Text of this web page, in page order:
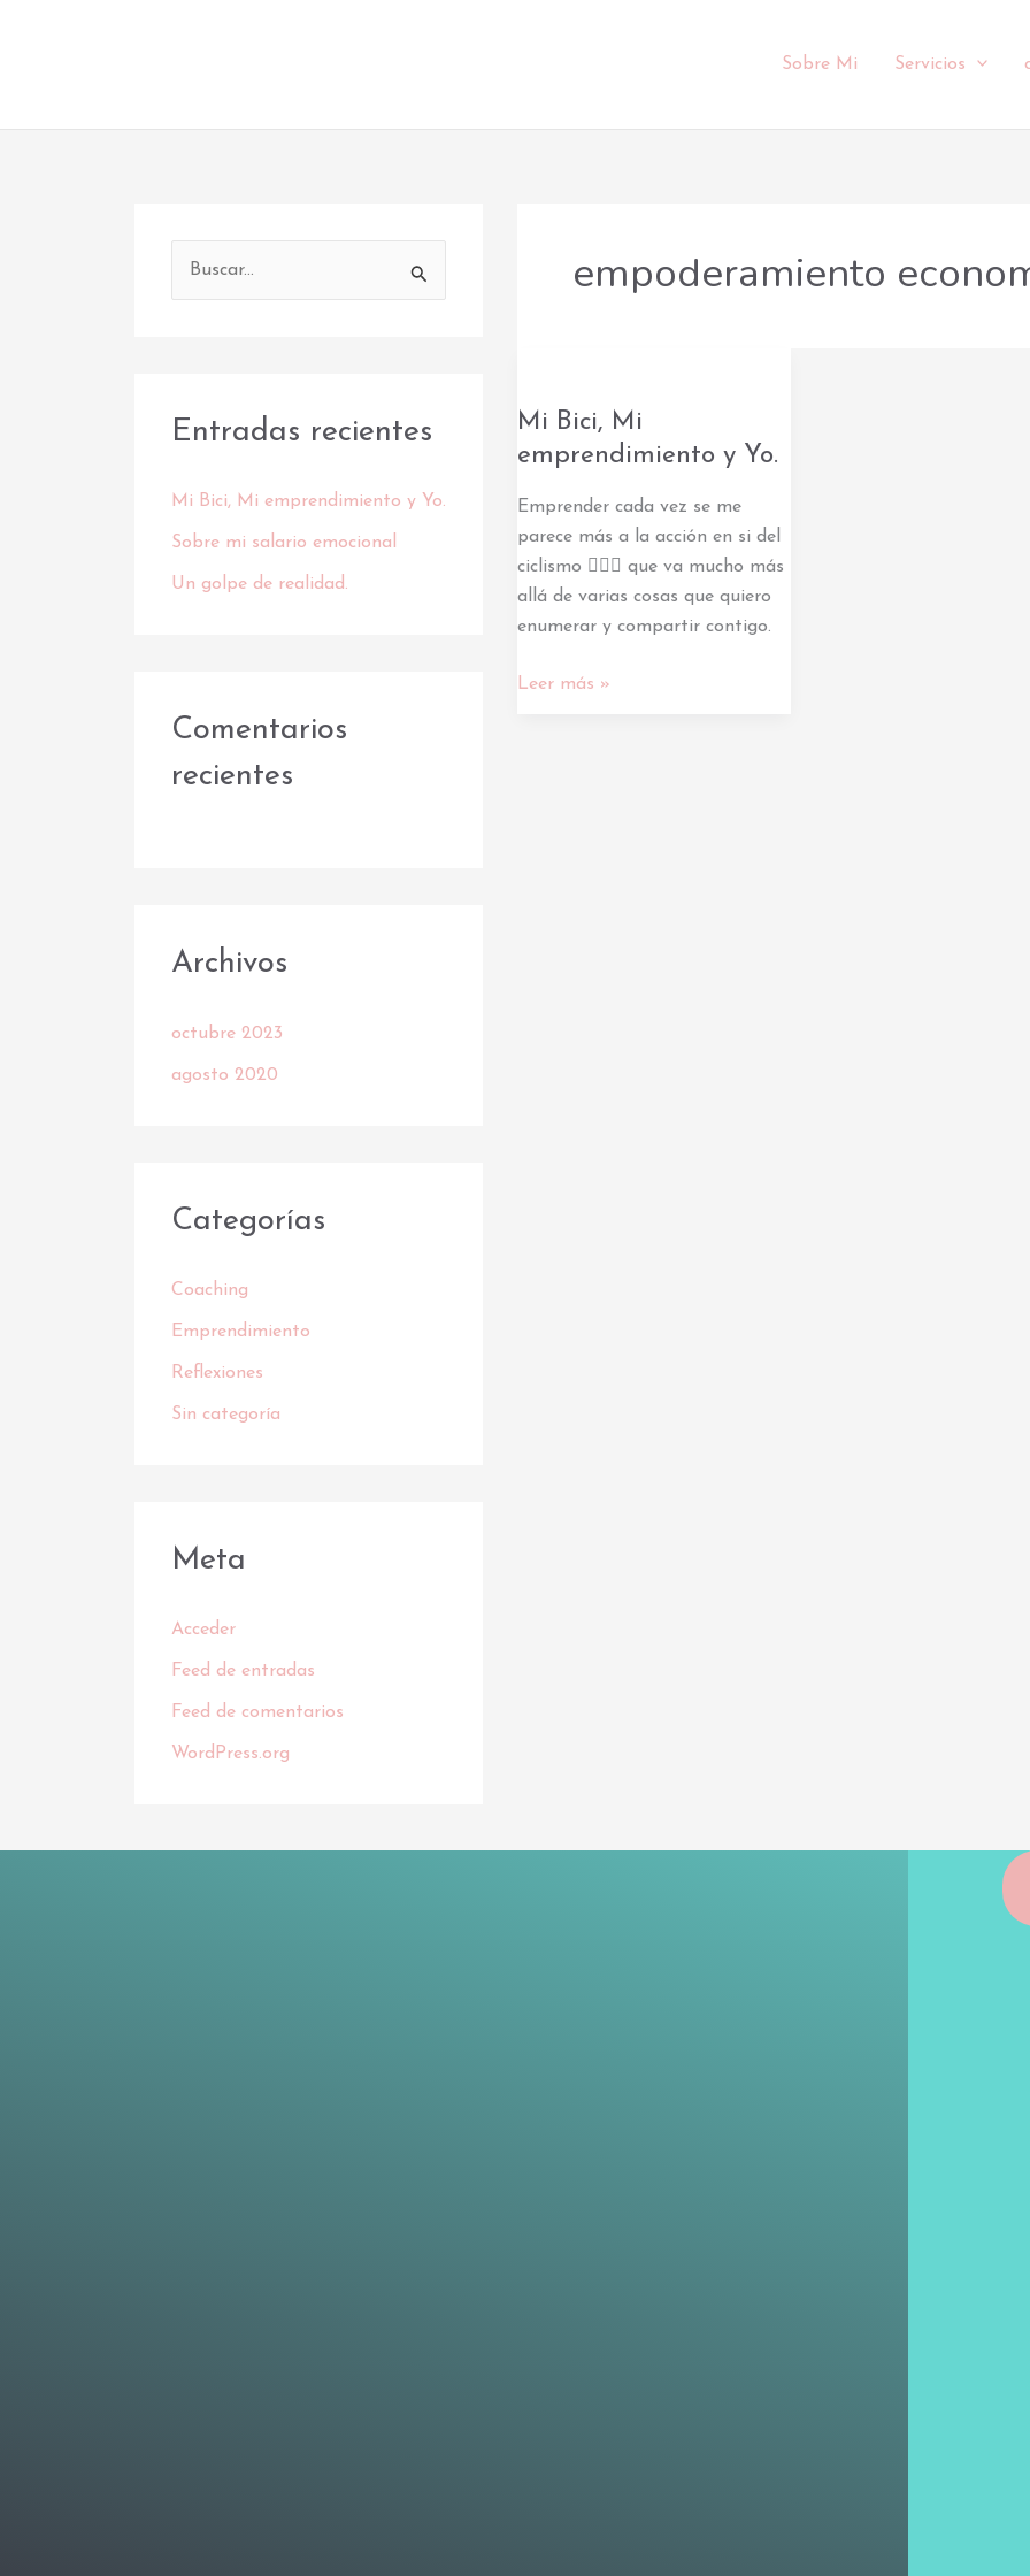
Sobre Mi Servicios
a
p
o
r
Entradas recientes
Mi Bici, Mi emprendimiento y Yo.
Sobre mi salario emocional
Un golpe de realidad.
Comentarios
recientes
Archivos
octubre 2023
agosto 2020
Categorías
Coaching
Emprendimiento
Reflexiones
Sin categoría
Meta
Acceder
Feed de entradas
Feed de comentarios
WordPress.org
empoderamiento
Mi Bici, Mi
emprendimiento y Yo.
Emprender cada vez se me
parece más a la acción en si del
ciclismo 🚴🏽‍♀️ que va mucho más
allá de varias cosas que quiero
enumerar y compartir contigo.
Mi
emprendimiento
Yo.
Leer más »